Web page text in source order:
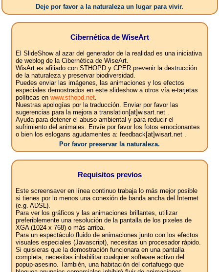
Deje por favor a la naturaleza un lugar para vivir.
Cibernética de WiseArt
El SlideShow al azar del generador de la realidad es una iniciativa
de weblog de la Cibernética de WiseArt.
WisArt es afiliado con STHOPD y CPER prevenir la destrucción
de la naturaleza y preservar biodiversidad.
Puedes enviar las imágenes, las animaciones y los efectos
especiales demostrados en este slideshow a otros vía e-tarjetas
políticas en www.sthopd.net.
Nuestras apologías por la traducción. Enviar por favor las
sugerencias para la mejora a translation[at]wisart.net .
Ayuda para detener el abuso ambiental y para reducir el
sufrimiento del animales. Envíe por favor los fotos emocionantes
o bien los eslogans agudamentes a: feedback[at]wisart.net .
Por favor preservar la naturaleza.
Requisitos previos
Este screensaver en línea continuo trabaja lo más mejor posible
si tienes por lo menos una conexión de banda ancha del Internet
(e.g. ADSL).
Para ver los gráficos y las animaciones brillantes, utilizar
preferiblemente una resolución de la pantalla de los pixeles de
XGA (1024 x 768) o más arriba.
Para un espectáculo fluido de animaciones junto con los efectos
visuales especiales (Javascript), necesitas un procesador rápido.
Si quisieras que la demostración funcionara en una pantalla
completa, necesitas inhabilitar cualquier software activo del
popup-asesino. También, una habitación del cortafuego que